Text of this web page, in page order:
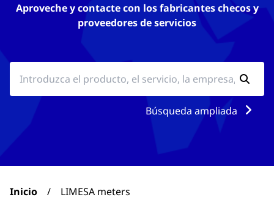
Aproveche y contacte con los fabricantes checos y
proveedores de servicios
Búsqueda ampliada
Inicio / LIMESA meters